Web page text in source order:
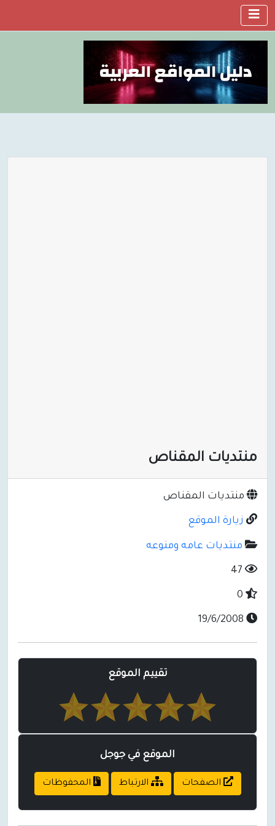
منتديات المقناص
منتديات المقناص
زيارة الموقع
منتديات عامه ومنوعه
تقييم الموقع
الموقع في جوجل
الصفحات الارتباط المحفوظات